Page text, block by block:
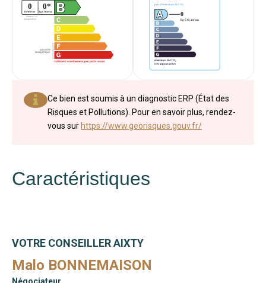
Ce bien est soumis à un diagnostic ERP (État des
Risques et Pollutions). Pour en savoir plus, rendez-
vous sur https://www.georisques.gouv.fr/
Caractéristiques
VOTRE CONSEILLER AIXTY
Malo BONNEMAISON